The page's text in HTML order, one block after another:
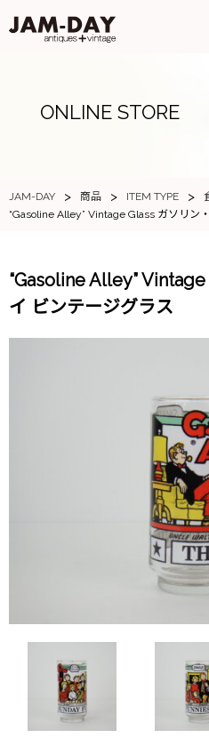
ONLINE STORE
JAM-DAY > 商品 > ITEM TYPE >
“Gasoline Alley” Vintage Glass ガソリン
“Gasoline Alley”
イ ビンテージグラス